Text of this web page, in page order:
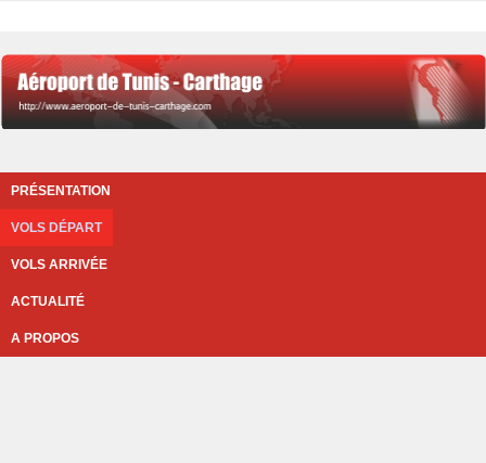
PRÉSENTATION
VOLS DÉPART
VOLS ARRIVÉE
ACTUALITÉ
A PROPOS